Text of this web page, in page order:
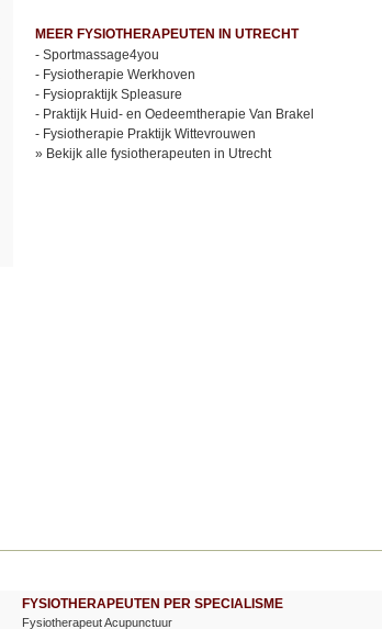
MEER FYSIOTHERAPEUTEN IN UTRECHT
- Sportmassage4you
- Fysiotherapie Werkhoven
- Fysiopraktijk Spleasure
- Praktijk Huid- en Oedeemtherapie Van Brakel
- Fysiotherapie Praktijk Wittevrouwen
» Bekijk alle fysiotherapeuten in Utrecht
FYSIOTHERAPEUTEN PER SPECIALISME
Fysiotherapeut Acupunctuur